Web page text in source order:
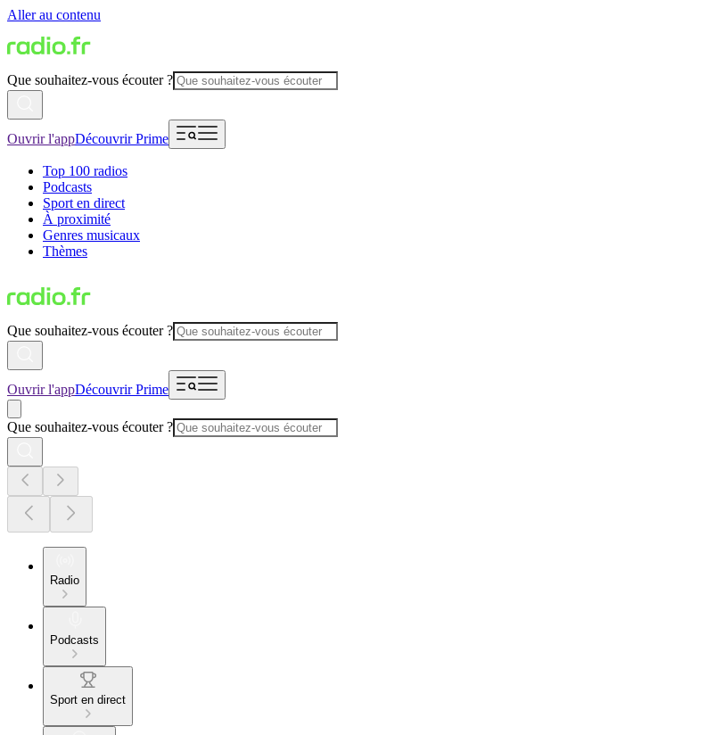
Aller au contenu
Que souhaitez-vous écouter ?
Ouvrir l'appDécouvrir Prime
Top 100 radios
Podcasts
Sport en direct
À proximité
Genres musicaux
Thèmes
Que souhaitez-vous écouter ?
Ouvrir l'appDécouvrir Prime
Que souhaitez-vous écouter ?
Radio
Podcasts
Sport en direct